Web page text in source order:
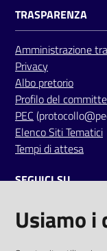
t
Fornitori
Seguici
su
TRASPARENZA
Amministrazione
Privacy
Albo pretorio
Profilo del
PEC
Elenco Siti Tematici
Tempi di attesa
SEGUICI SU
twitterfacebook
Usiamo i